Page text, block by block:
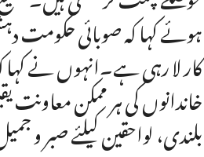
ہوئے کہا کہ صوبائی حکومت
کار لا رہی ہے۔انہوں نے
خاندانوں کی ہر ممکن
بلندی، لواحقین کیلئے صبر و